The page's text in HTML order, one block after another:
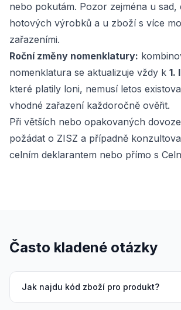
nebo pokutám. Pozor zejména u sad,
hotových výrobků a u zboží s více
zařazeními.
Roční změny nomenklatury:
nomenklatura se aktualizuje vždy k 1.
které platily loni, nemusí letos
vhodné zařazení každoročně ověřit.
Při větších nebo opakovaných
požádat o ZISZ a případně
celním deklarantem nebo přímo s
Často kladené otázky
Jak najdu kód zboží pro produkt?